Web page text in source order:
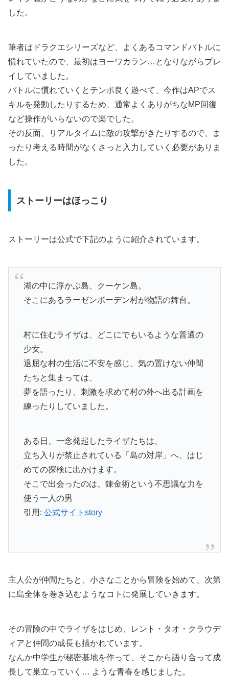
した。
筆者はドラクエシリーズなど、よくあるコマンドバトルに
慣れていたので、最初はヨーワカラン…となりながらプレ
イしていました。
バトルに慣れていくとテンポ良く遊べて、今作はAPでス
キルを発動したりするため、通常よくありがちなMP回復
など操作がいらないので楽でした。
その反面、リアルタイムに敵の攻撃がきたりするので、ま
ったり考える時間がなくさっと入力していく必要がありま
した。
ストーリーはほっこり
ストーリーは公式で下記のように紹介されています。
湖の中に浮かぶ島、クーケン島。
そこにあるラーゼンボーデン村が物語の舞台。
村に住むライザは、どこにでもいるような普通の
少女。
退屈な村の生活に不安を感じ、気の置けない仲間
たちと集まっては、
夢を語ったり、刺激を求めて村の外へ出る計画を
練ったりしていました。
ある日、一念発起したライザたちは、
立ち入りが禁止されている「島の対岸」へ、はじ
めての探検に出かけます。
そこで出会ったのは、錬金術という不思議な力を
使う一人の男
引用: 公式サイトstory
主人公が仲間たちと、小さなことから冒険を始めて、次第
に島全体を巻き込むようなコトに発展していきます。
その冒険の中でライザをはじめ、レント・タオ・クラウデ
ィアと仲間の成長も描かれています。
なんか中学生が秘密基地を作って、そこから語り合って成
長して巣立っていく… ような青春を感じました。